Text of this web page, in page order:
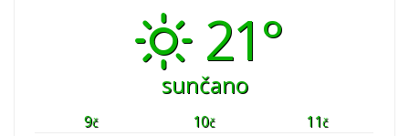
21°
sunčano
9č 10č 11č